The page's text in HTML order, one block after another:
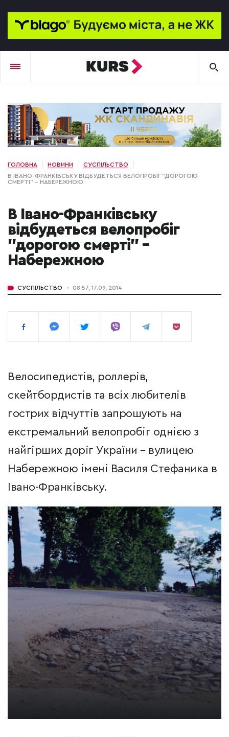
ГОЛОВНА НОВИНИ
СУСПІЛЬСТВО
В ІВАНО-ФРАНКІВСЬКУ ВІДБУДЕТЬСЯ ВЕЛОПРОБІГ "ДОРОГОЮ
СМЕРТІ" – НАБЕРЕЖНОЮ
В Івано-Франківську
відбудеться велопробіг
"дорогою смерті" –
Набережною
СУСПІЛЬСТВО 08:57, 17.09, 2014
Велосипедистів, роллерів,
скейтбордистів та всіх любителів
гострих відчуттів запрошують на
екстремальний велопробіг однією з
найгірших доріг України – вулицею
Набережною імені Василя Стефаника в
Івано-Франківську.